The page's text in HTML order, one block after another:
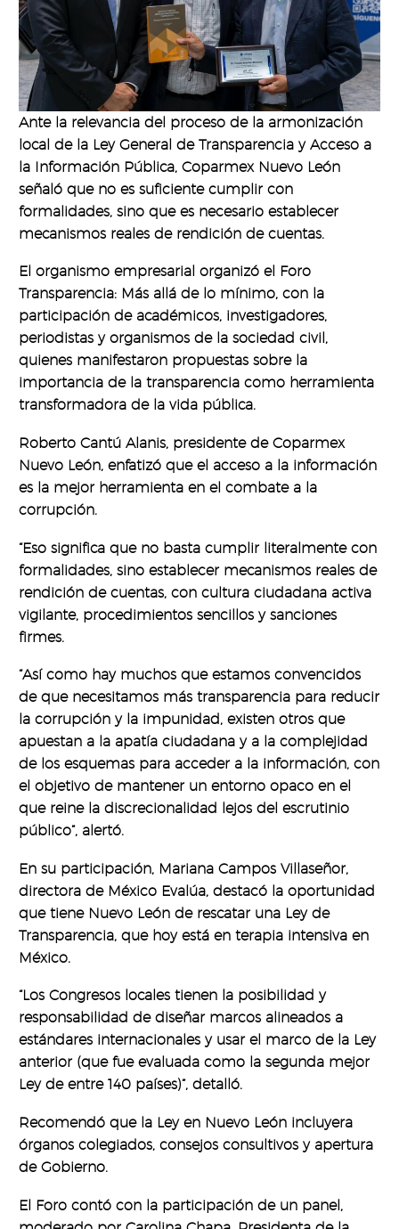
Ante la relevancia del proceso de la armonización
local de la Ley General de Transparencia y Acceso a
la Información Pública, Coparmex Nuevo León
señaló que no es suficiente cumplir con
formalidades, sino que es necesario establecer
mecanismos reales de rendición de cuentas.
El organismo empresarial organizó el Foro
Transparencia: Más allá de lo mínimo, con la
participación de académicos, investigadores,
periodistas y organismos de la sociedad civil,
quienes manifestaron propuestas sobre la
importancia de la transparencia como herramienta
transformadora de la vida pública.
Roberto Cantú Alanis, presidente de Coparmex
Nuevo León, enfatizó que el acceso a la información
es la mejor herramienta en el combate a la
corrupción.
“Eso significa que no basta cumplir literalmente con
formalidades, sino establecer mecanismos reales de
rendición de cuentas, con cultura ciudadana activa
vigilante, procedimientos sencillos y sanciones
firmes.
“Así como hay muchos que estamos convencidos
de que necesitamos más transparencia para reducir
la corrupción y la impunidad, existen otros que
apuestan a la apatía ciudadana y a la complejidad
de los esquemas para acceder a la información, con
el objetivo de mantener un entorno opaco en el
que reine la discrecionalidad lejos del escrutinio
público”, alertó.
En su participación, Mariana Campos Villaseñor,
directora de México Evalúa, destacó la oportunidad
que tiene Nuevo León de rescatar una Ley de
Transparencia, que hoy está en terapia intensiva en
México.
“Los Congresos locales tienen la posibilidad y
responsabilidad de diseñar marcos alineados a
estándares internacionales y usar el marco de la Ley
anterior (que fue evaluada como la segunda mejor
Ley de entre 140 países)”, detalló.
Recomendó que la Ley en Nuevo León incluyera
órganos colegiados, consejos consultivos y apertura
de Gobierno.
El Foro contó con la participación de un panel,